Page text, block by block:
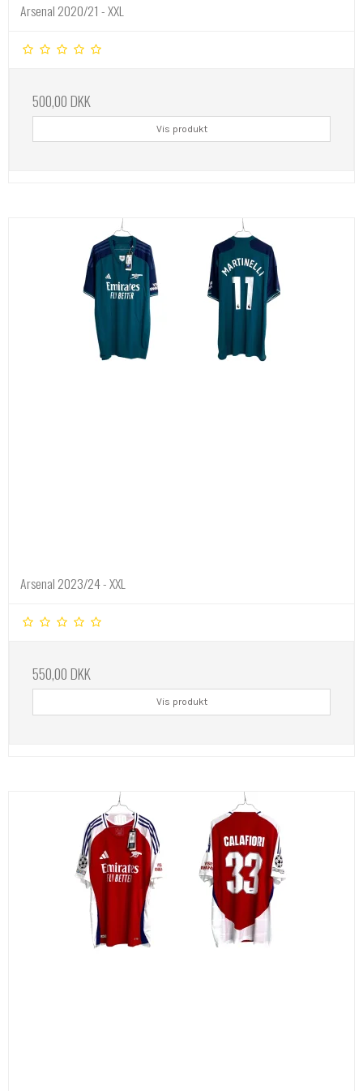
Arsenal 2020/21 - XXL
500,00 DKK
Vis produkt
Arsenal 2023/24 - XXL
550,00 DKK
Vis produkt